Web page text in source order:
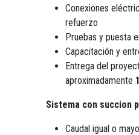
Conexiones
refuerzo
Pruebas y puesta
Capacitación y
Entrega del
aproximadamente
Sistema con succion
Caudal igual o